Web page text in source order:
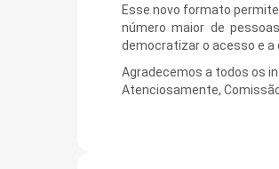
Esse novo formato
número maior de
democratizar o acesso e a
Agradecemos a todos os
Atenciosamente,